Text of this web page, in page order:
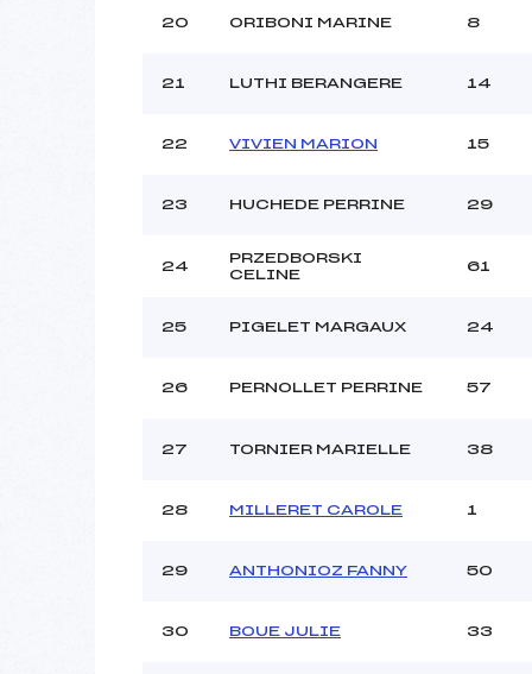
20 ORIBONI MARINE 8
21 LUTHI BERANGERE 14
22 VIVIEN MARION 15
23 HUCHEDE PERRINE 29
24
PRZEDBORSKI
CELINE
61
25 PIGELET MARGAUX 24
26 PERNOLLET PERRINE 57
27 TORNIER MARIELLE 38
28 MILLERET CAROLE 1
29 ANTHONIOZ FANNY 50
30 BOUE JULIE 33